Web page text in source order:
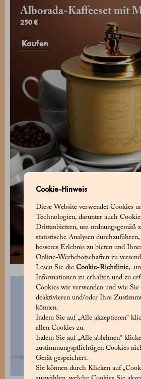
Cookie-Hinweis
Diese Website verwendet Cookies
Technologien, darunter auch
Drittanbietern, um ordnungsgemäß
statistische Analysen
besseres Erlebnis zu bieten und
Online-Werbebotschaften zu
Lesen Sie die Cookie-Richtlinie,
Informationen zu erhalten und zu
Cookies wir verwenden und wie Sie
deaktivieren und/oder Ihre
können.
Indem Sie auf „Alle akzeptieren“
allen Cookies zu.
Indem Sie auf „Alle ablehnen“
zustimmungspflichtigen Cookies
Gerät gespeichert.
Sie können durch Klicken auf
Alborada-Kaffeeset mit
250 €
Kaufen